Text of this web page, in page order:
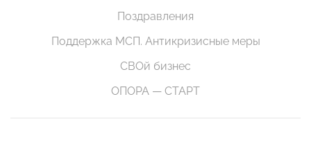
Поздравления
Поддержка МСП. Антикризисные меры
СВОй бизнес
ОПОРА — СТАРТ